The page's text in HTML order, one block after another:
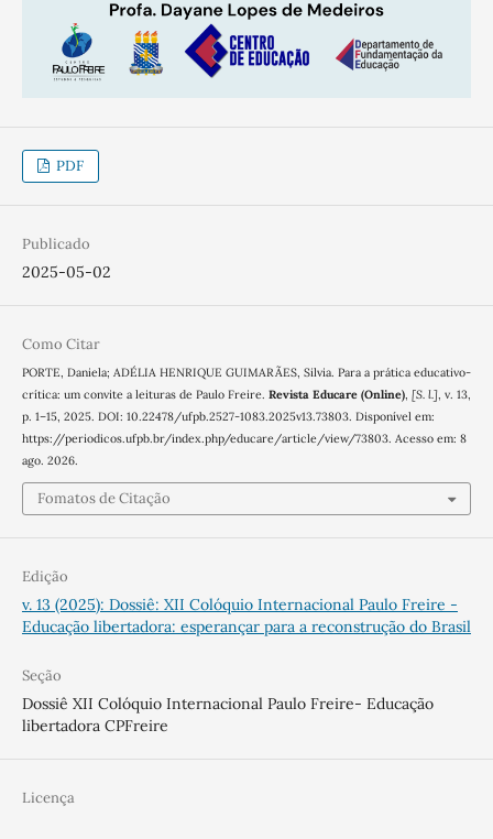
PDF
Publicado
2025-05-02
Como Citar
PORTE, Daniela; ADÉLIA HENRIQUE GUIMARÃES, Silvia. Para a prática educativo-
crítica: um convite a leituras de Paulo Freire. Revista Educare (Online), [S. l.], v. 13,
p. 1–15, 2025. DOI: 10.22478/ufpb.2527-1083.2025v13.73803. Disponível em:
https://periodicos.ufpb.br/index.php/educare/article/view/73803. Acesso em: 8
ago. 2026.
Fomatos de Citação
Edição
v. 13 (2025): Dossiê: XII Colóquio Internacional Paulo Freire -
Educação libertadora: esperançar para a reconstrução do Brasil
Seção
Dossiê XII Colóquio Internacional Paulo Freire- Educação
libertadora CPFreire
Licença